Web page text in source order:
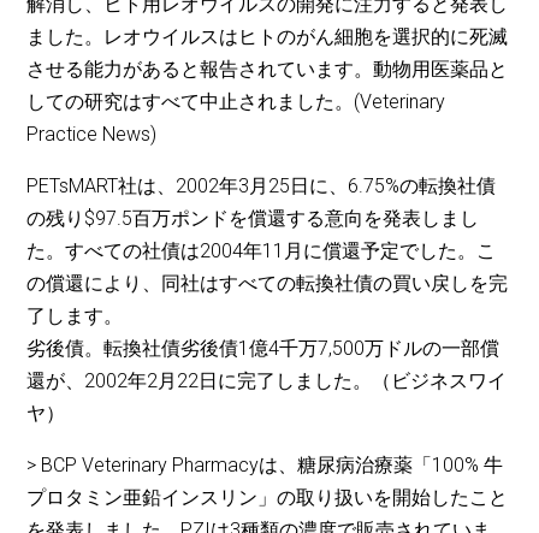
ました。レオウイルスはヒトのがん細胞を選択的に死滅
させる能力があると報告されています。動物用医薬品と
しての研究はすべて中止されました。(Veterinary
Practice News)
PETsMART社は、2002年3月25日に、6.75%の転換社債
の残り$97.5百万ポンドを償還する意向を発表しまし
た。すべての社債は2004年11月に償還予定でした。こ
の償還により、同社はすべての転換社債の買い戻しを完
了します。
劣後債。転換社債劣後債1億4千万7,500万ドルの一部償
還が、2002年2月22日に完了しました。（ビジネスワイ
ヤ）
> BCP Veterinary Pharmacyは、糖尿病治療薬「100% 牛
プロタミン亜鉛インスリン」の取り扱いを開始したこと